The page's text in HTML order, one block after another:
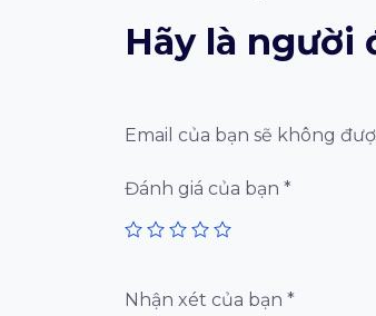
Hãy là người
Email của bạn sẽ không
Đánh giá của bạn *
Nhận xét của bạn *